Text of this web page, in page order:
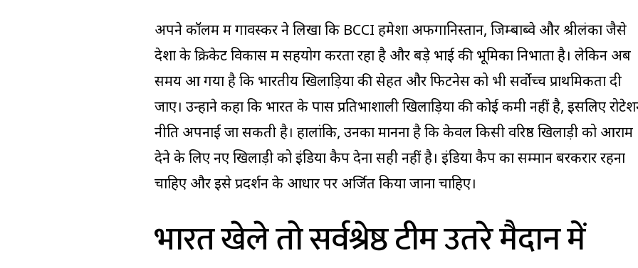
अपने कॉलम में गावस्कर ने लिखा कि BCCI हमेशा अफगानिस्तान, जिम्बाब्वे और श्रीलंका जैसे
देशों के क्रिकेट विकास में सहयोग करता रहा है और बड़े भाई की भूमिका निभाता है। लेकिन अब
समय आ गया है कि भारतीय खिलाड़ियों की सेहत और फिटनेस को भी सर्वोच्च प्राथमिकता दी
जाए। उन्होंने कहा कि भारत के पास प्रतिभाशाली खिलाड़ियों की कोई कमी नहीं है, इसलिए
नीति अपनाई जा सकती है। हालांकि, उनका मानना है कि केवल किसी वरिष्ठ खिलाड़ी को आराम
देने के लिए नए खिलाड़ी को इंडिया कैप देना सही नहीं है। इंडिया कैप का सम्मान बरकरार रहना
चाहिए और इसे प्रदर्शन के आधार पर अर्जित किया जाना चाहिए।
भारत खेले तो सर्वश्रेष्ठ टीम उतरे मैदान में